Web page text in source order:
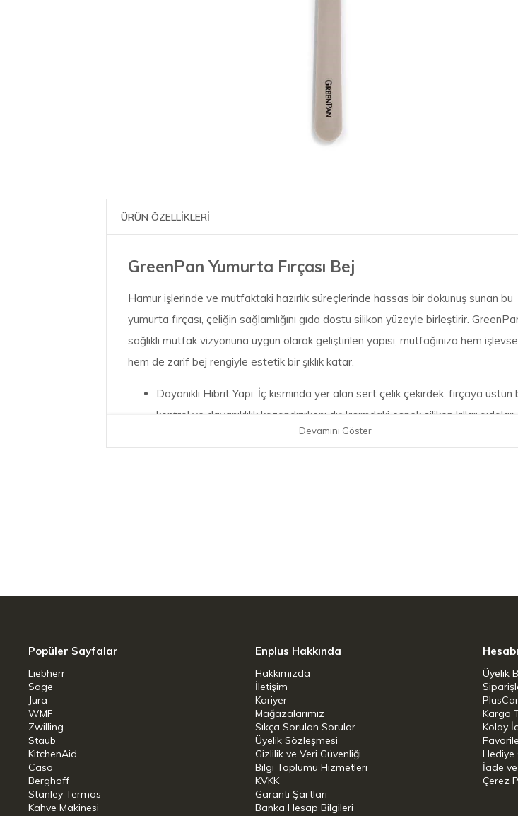
ÜRÜN ÖZELLİKLERİ
GreenPan Yumurta Fırçası Bej
Hamur işlerinde ve mutfaktaki hazırlık süreçlerinde hassas bir dokunuş sunan bu
yumurta fırçası, çeliğin sağlamlığını gıda dostu silikon yüzeyle birleştirir.
sağlıklı mutfak vizyonuna uygun olarak geliştirilen yapısı, mutfağınıza hem
hem de zarif bej rengiyle estetik bir şıklık katar.
Dayanıklı Hibrit Yapı: İç kısmında yer alan sert çelik çekirdek, fırçaya üstün
kontrol ve dayanıklılık kazandırırken; dış kısımdaki esnek silikon kıllar gıdaları
zedelemeden uygulama yapmanıza olanak tanır.
Sağlıklı ve Güvenli Materyal: Gıda ile temasa uygun, BPA içermeyen
mükemmel bir şekilde tutar ve gıdanın üzerine eşit miktarda dağıtarak
profesyonel sonuçlar verir.
Zahmetsiz Temizlik: Gıda ile temasa uygun hijyenik materyal yapısı ve
makinesinde yıkanabilir özelliği sayesinde temizliği oldukça pratiktir.
Devamını Göster
Popüler Sayfalar
Liebherr
Sage
Jura
WMF
Zwilling
Staub
KitchenAid
Caso
Berghoff
Stanley Termos
Kahve Makinesi
Enplus Hakkında
Hakkımızda
İletişim
Kariyer
Mağazalarımız
Sıkça Sorulan Sorular
Üyelik Sözleşmesi
Gizlilik ve Veri Güvenliği
Bilgi Toplumu Hizmetleri
KVKK
Garanti Şartları
Banka Hesap Bilgileri
Üyelik
Kargo
Kolay
Hediye
İade
Çerez